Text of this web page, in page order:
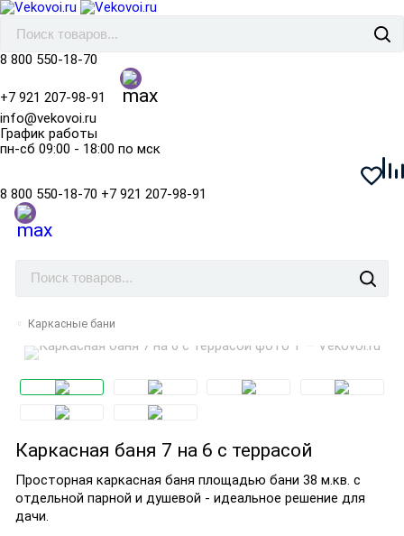
8 800 550-18-70
+7 921 207-98-91
info@vekovoi.ru
График работы
пн-сб 09:00 - 18:00 по мск
8 800 550-18-70 +7 921 207-98-91
Каркасные бани
Каркасная баня 7 на 6 с террасой
Просторная каркасная баня площадью бани 38 м.кв. с
отдельной парной и душевой - идеальное решение для
дачи.